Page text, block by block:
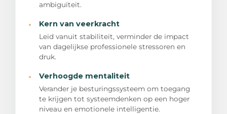
ambiguïteit.
· Kern van veerkracht
Leid vanuit stabiliteit, verminder de impact
van dagelijkse professionele stressoren en
druk.
· Verhoogde mentaliteit
Verander je besturingssysteem om toegang
te krijgen tot systeemdenken op een hoger
niveau en emotionele intelligentie.